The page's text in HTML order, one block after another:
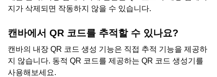
지가 삭제되면 작동하지 않을 수 있습니다.
캔바에서 QR 코드를 추적할 수 있나요?
캔바의 내장 QR 코드 생성 기능은 직접 추적 기능을 제공하
지 않습니다. 동적 QR 코드를 제공하는 QR 코드 생성기를
사용해보세요.